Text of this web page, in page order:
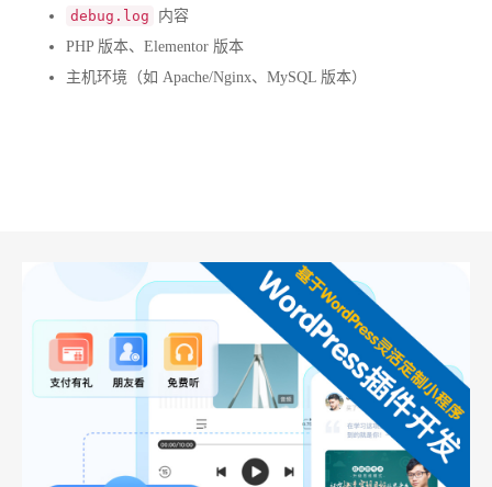
debug.log
内容
PHP 版本、Elementor 版本
主机环境（如 Apache/Nginx、MySQL 版本）